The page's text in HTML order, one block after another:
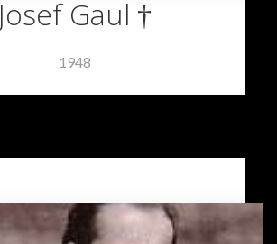
Josef Gaul †
1948